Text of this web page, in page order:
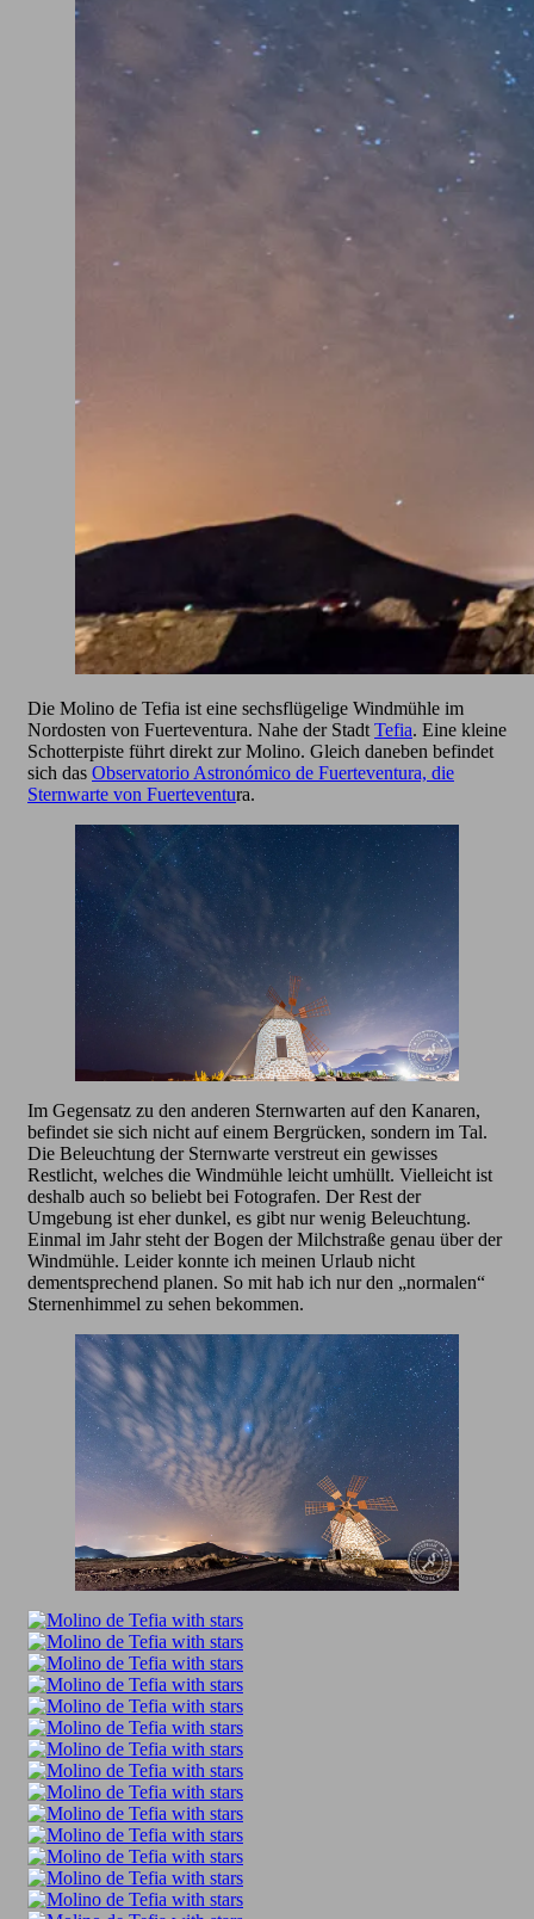
Die Molino de Tefia ist eine sechsflügelige Windmühle im
Nordosten von Fuerteventura. Nahe der Stadt Tefia. Eine kleine
Schotterpiste führt direkt zur Molino. Gleich daneben befindet
sich das Observatorio Astronómico de Fuerteventura, die
Sternwarte von Fuerteventura.
Im Gegensatz zu den anderen Sternwarten auf den Kanaren,
befindet sie sich nicht auf einem Bergrücken, sondern im Tal.
Die Beleuchtung der Sternwarte verstreut ein gewisses
Restlicht, welches die Windmühle leicht umhüllt. Vielleicht ist
deshalb auch so beliebt bei Fotografen. Der Rest der
Umgebung ist eher dunkel, es gibt nur wenig Beleuchtung.
Einmal im Jahr steht der Bogen der Milchstraße genau über der
Windmühle. Leider konnte ich meinen Urlaub nicht
dementsprechend planen. So mit hab ich nur den „normalen“
Sternenhimmel zu sehen bekommen.